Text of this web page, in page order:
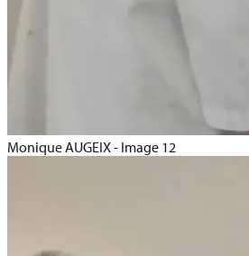
Monique AUGEIX - Image 12